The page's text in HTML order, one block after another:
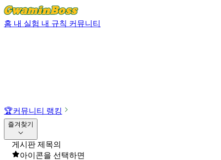
홈 내 실험 내 규칙 커뮤니티
🏆커뮤니티 랭킹
즐겨찾기
게시판 제목의
아이콘을 선택하면